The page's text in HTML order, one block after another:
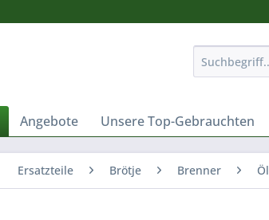
Angebote Unsere Top-Gebrauchten
Ersatzteile Brötje Brenner Öl